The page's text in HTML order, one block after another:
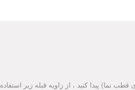
نما) پیدا کنید ، از زاویه قبله زیر استفاده